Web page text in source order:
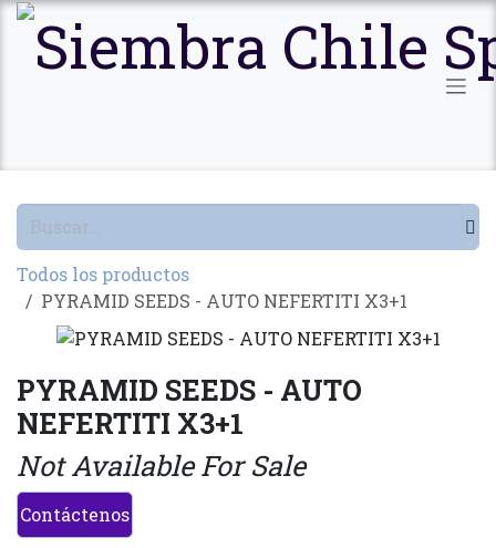
Ir al contenido
Todos los productos
PYRAMID SEEDS - AUTO NEFERTITI X3+1
PYRAMID SEEDS - AUTO
NEFERTITI X3+1
Not Available For Sale
Contáctenos